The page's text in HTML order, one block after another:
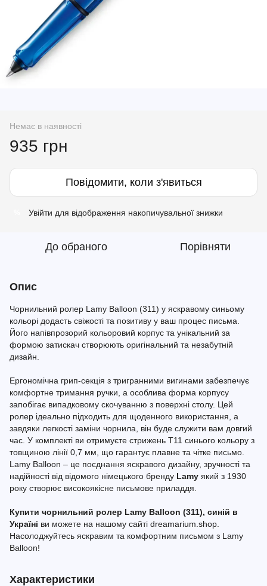
Немає в наявності
935 грн
Повідомити, коли з'явиться
Увійти для відображення накопичувальної знижки
До обраного Порівняти
Опис
Чорнильний ролер Lamy Balloon (311) у яскравому синьому
кольорі додасть свіжості та позитиву у ваш процес письма.
Його напівпрозорий кольоровий корпус та унікальний за
формою затискач створюють оригінальний та незабутній
дизайн.
Ергономічна грип-секція з тригранними вигинами забезпечує
комфортне тримання ручки, а особлива форма корпусу
запобігає випадковому скочуванню з поверхні столу. Цей
ролер ідеально підходить для щоденного використання, а
завдяки легкості заміни чорнила, він буде служити вам довгий
час. У комплекті ви отримуєте стрижень Т11 синього кольору з
товщиною лінії 0,7 мм, що гарантує плавне та чітке письмо.
Lamy Balloon – це поєднання яскравого дизайну, зручності та
надійності від відомого німецького бренду Lamy який з 1930
року створює високоякісне письмове приладдя.
Купити чорнильний ролер Lamy Balloon (311), синій в
Україні ви можете на нашому сайті dreamarium.shop.
Насолоджуйтесь яскравим та комфортним письмом з Lamy
Balloon!
Характеристики